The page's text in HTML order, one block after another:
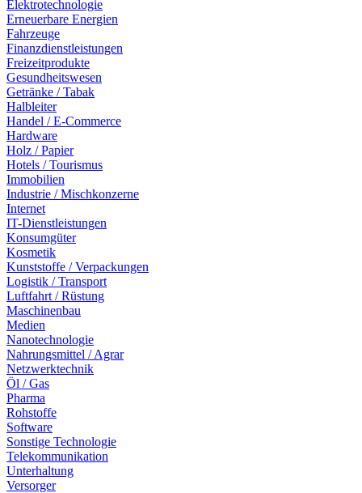
Elektrotechnologie
Erneuerbare Energien
Fahrzeuge
Finanzdienstleistungen
Freizeitprodukte
Gesundheitswesen
Getränke / Tabak
Halbleiter
Handel / E-Commerce
Hardware
Holz / Papier
Hotels / Tourismus
Immobilien
Industrie / Mischkonzerne
Internet
IT-Dienstleistungen
Konsumgüter
Kosmetik
Kunststoffe / Verpackungen
Logistik / Transport
Luftfahrt / Rüstung
Maschinenbau
Medien
Nanotechnologie
Nahrungsmittel / Agrar
Netzwerktechnik
Öl / Gas
Pharma
Rohstoffe
Software
Sonstige Technologie
Telekommunikation
Unterhaltung
Versorger